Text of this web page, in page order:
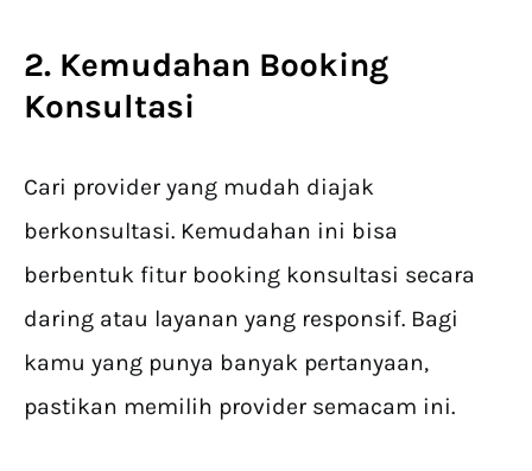
2. Kemudahan Booking
Konsultasi
Cari provider yang mudah diajak
berkonsultasi. Kemudahan ini bisa
berbentuk fitur booking konsultasi secara
daring atau layanan yang responsif. Bagi
kamu yang punya banyak pertanyaan,
pastikan memilih provider semacam ini.